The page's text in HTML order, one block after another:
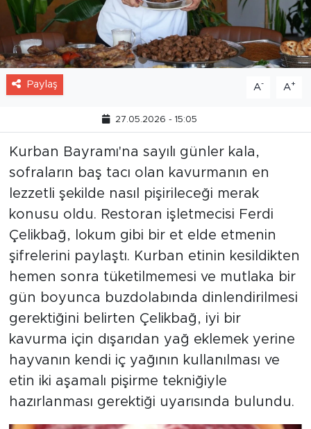
Paylaş A- A+
27.05.2026 - 15:05
Kurban Bayramı'na sayılı günler kala,
sofraların baş tacı olan kavurmanın en
lezzetli şekilde nasıl pişirileceği merak
konusu oldu. Restoran işletmecisi Ferdi
Çelikbağ, lokum gibi bir et elde etmenin
şifrelerini paylaştı. Kurban etinin kesildikten
hemen sonra tüketilmemesi ve mutlaka bir
gün boyunca buzdolabında dinlendirilmesi
gerektiğini belirten Çelikbağ, iyi bir
kavurma için dışarıdan yağ eklemek yerine
hayvanın kendi iç yağının kullanılması ve
etin iki aşamalı pişirme tekniğiyle
hazırlanması gerektiği uyarısında bulundu.